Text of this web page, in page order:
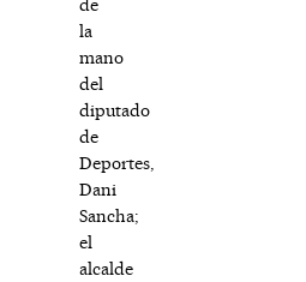
de
la
mano
del
diputado
de
Deportes,
Dani
Sancha;
el
alcalde